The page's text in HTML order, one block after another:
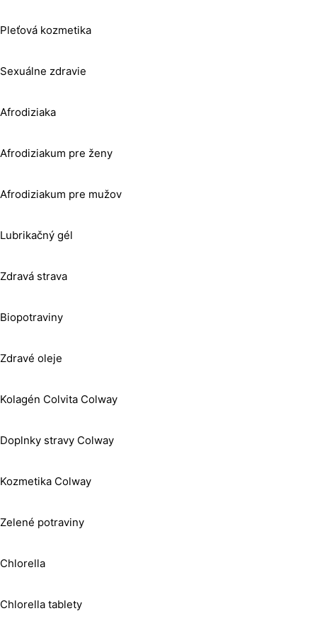
Pleťová kozmetika
Sexuálne zdravie
Afrodiziaka
Afrodiziakum pre ženy
Afrodiziakum pre mužov
Lubrikačný gél
Zdravá strava
Biopotraviny
Zdravé oleje
Kolagén Colvita Colway
Doplnky stravy Colway
Kozmetika Colway
Zelené potraviny
Chlorella
Chlorella tablety